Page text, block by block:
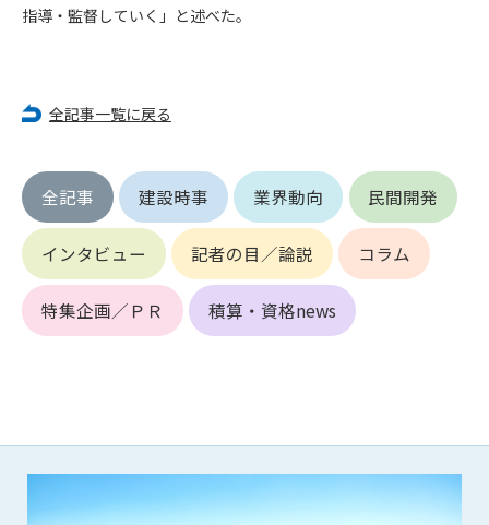
指導・監督していく」と述べた。
全記事一覧に戻る
全記事 建設時事 業界動向 民間開発
インタビュー 記者の目／論説 コラム
特集企画／ＰＲ 積算・資格news
1. 会員は申込の際に管理者が発行したIDおよびパスワードの使
ん。
を負うものとし、管理者は一切責任を負いません。
第6条（会員の禁止事項）
1. 会員は建設資料館WEB上で以下の行為をしないものとしま
す。
(1) 第三者または管理者の著作権、その他知的所有権を侵害す
る行為
(7) 公序良俗に反する行為